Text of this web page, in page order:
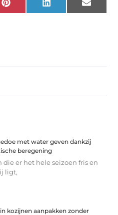
Pinterest LinkedIn Email
met water geven dankzij
beregening
die er het hele seizoen fris en
ligt,
kozijnen aanpakken zonder